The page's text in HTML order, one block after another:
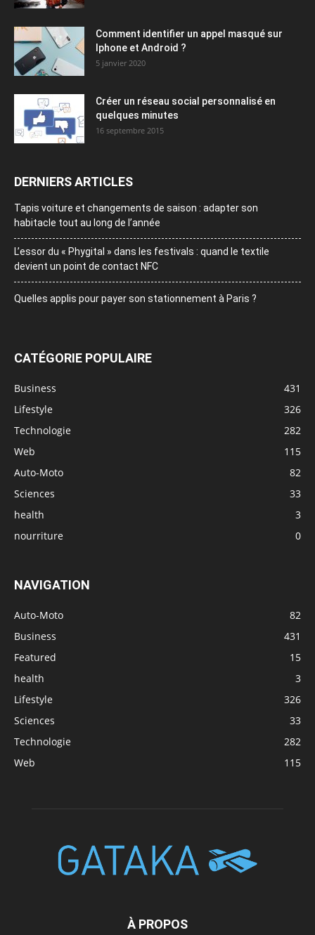
Comment identifier un appel masqué sur
Iphone et Android ?
5 janvier 2020
Créer un réseau social personnalisé en
quelques minutes
16 septembre 2015
DERNIERS ARTICLES
Tapis voiture et changements de saison : adapter son
habitacle tout au long de l’année
L’essor du « Phygital » dans les festivals : quand le textile
devient un point de contact NFC
Quelles applis pour payer son stationnement à Paris ?
CATÉGORIE POPULAIRE
Business
431
Lifestyle
326
Technologie
282
Web
115
Auto-Moto
82
Sciences
33
health
3
nourriture
0
NAVIGATION
Auto-Moto
82
Business
431
Featured
15
health
3
Lifestyle
326
Sciences
33
Technologie
282
Web
115
À PROPOS